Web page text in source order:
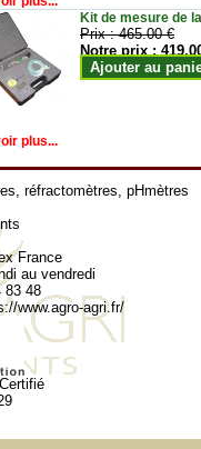
Kit de mesure de
Prix :465.00 €
Notre prix :
Ajouter au
plus...
, réfractomètres, pHmètres
France
au vendredi
83 48
www.agro-agri.fr/